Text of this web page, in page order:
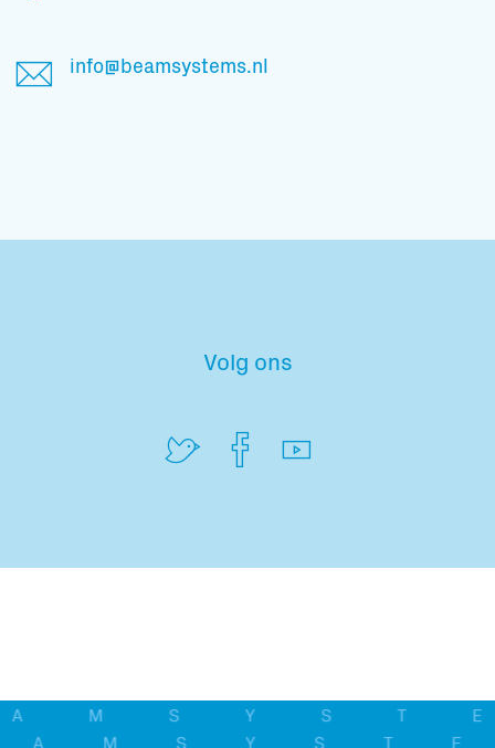
info@beamsystems.nl
Volg ons